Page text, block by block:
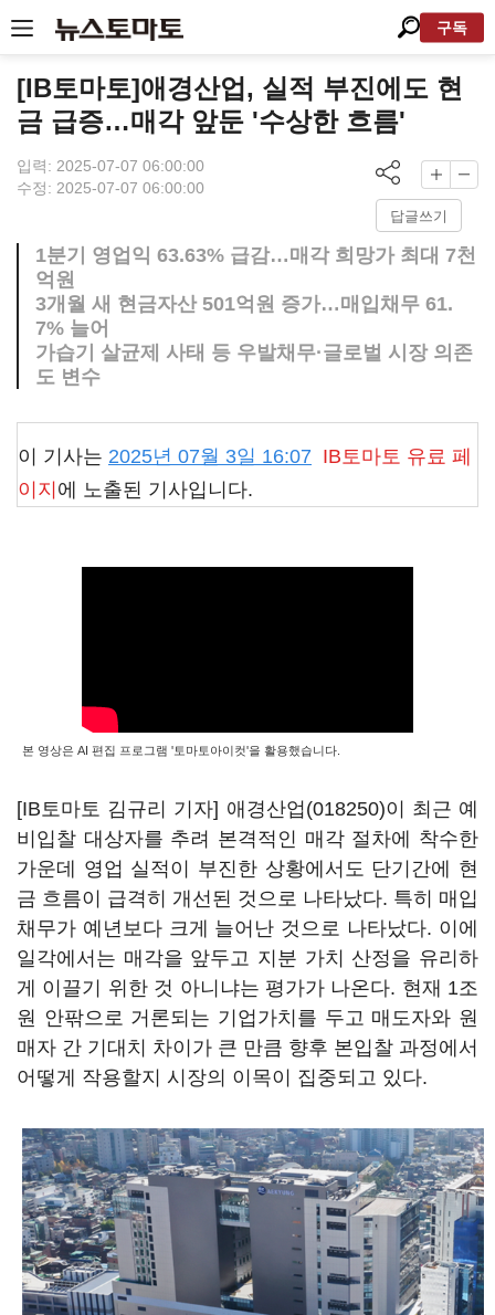
구독
[IB토마토]애경산업, 실적 부진에도 현
금 급증…매각 앞둔 '수상한 흐름'
입력: 2025-07-07 06:00:00
수정: 2025-07-07 06:00:00
답글쓰기
1분기 영업익 63.63% 급감…매각 희망가 최대 7천
억원
3개월 새 현금자산 501억원 증가…매입채무 61.
7% 늘어
가습기 살균제 사태 등 우발채무·글로벌 시장 의존
도 변수
이 기사는 2025년 07월 3일 16:07 IB토마토 유료 페
이지 에 노출된 기사입니다.
본 영상은 AI 편집 프로그램 '토마토아이컷'을 활용했습니다.
[IB토마토 김규리 기자] 애경산업(018250)이 최근 예
비입찰 대상자를 추려 본격적인 매각 절차에 착수한
가운데 영업 실적이 부진한 상황에서도 단기간에 현
금 흐름이 급격히 개선된 것으로 나타났다. 특히 매입
채무가 예년보다 크게 늘어난 것으로 나타났다. 이에
일각에서는 매각을 앞두고 지분 가치 산정을 유리하
게 이끌기 위한 것 아니냐는 평가가 나온다. 현재 1조
원 안팎으로 거론되는 기업가치를 두고 매도자와 원
매자 간 기대치 차이가 큰 만큼 향후 본입찰 과정에서
어떻게 작용할지 시장의 이목이 집중되고 있다.